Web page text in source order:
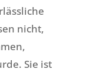
nicht,
Sie ist